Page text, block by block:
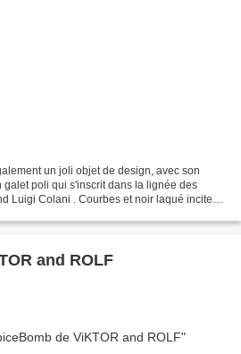
un joli objet de design, avec son
galet poli qui s'inscrit dans la lignée des
Luigi Colani . Courbes et noir laqué incitent
and ROLF